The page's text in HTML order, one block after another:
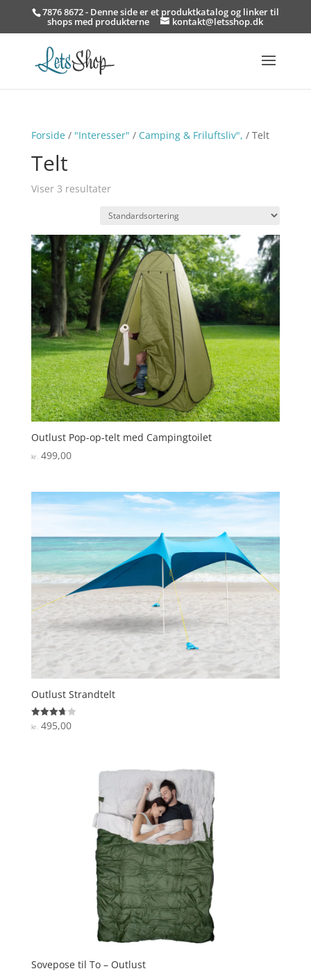
7876 8672 - Denne side er et produktkatalog og linker til
shops med produkterne kontakt@letsshop.dk
Forside/ "Interesser" / Camping & Friluftsliv", / Telt
Telt
Viser 3 resultater
Outlust Pop-op-telt med Campingtoilet
kr. 499,00
Outlust Strandtelt
Vurderet
3.7
kr.495,00
Sovepose til To – Outlust